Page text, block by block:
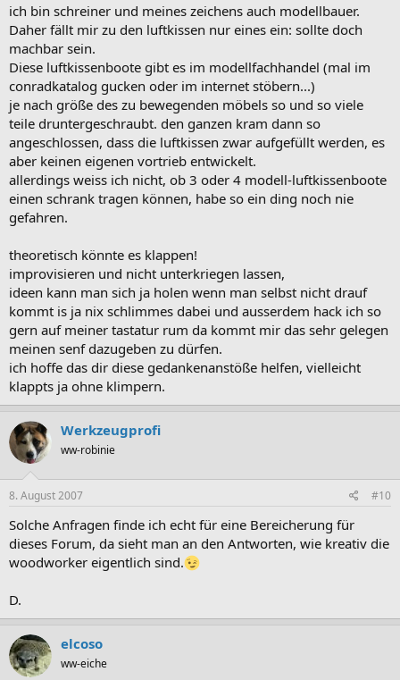
ich bin schreiner und meines zeichens auch modellbauer.
Daher fällt mir zu den luftkissen nur eines ein: sollte doch
machbar sein.
Diese luftkissenboote gibt es im modellfachhandel (mal im
conradkatalog gucken oder im internet stöbern...)
je nach größe des zu bewegenden möbels so und so viele
teile druntergeschraubt. den ganzen kram dann so
angeschlossen, dass die luftkissen zwar aufgefüllt werden, es
aber keinen eigenen vortrieb entwickelt.
allerdings weiss ich nicht, ob 3 oder 4 modell-luftkissenboote
einen schrank tragen können, habe so ein ding noch nie
gefahren.
theoretisch könnte es klappen!
improvisieren und nicht unterkriegen lassen,
ideen kann man sich ja holen wenn man selbst nicht drauf
kommt is ja nix schlimmes dabei und ausserdem hack ich so
gern auf meiner tastatur rum da kommt mir das sehr gelegen
meinen senf dazugeben zu dürfen.
ich hoffe das dir diese gedankenanstöße helfen, vielleicht
klappts ja ohne klimpern.
Werkzeugprofi
ww-robinie
8. August 2007 #10
Solche Anfragen finde ich echt für eine Bereicherung für
dieses Forum, da sieht man an den Antworten, wie kreativ die
woodworker eigentlich sind.
D.
elcoso
ww-eiche